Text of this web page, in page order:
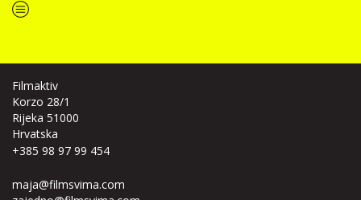
“Inkluzivni filmovi zaplovili i zavladali Festivalom mediteranskog filma Split
Filmaktiv
Korzo 28/1
Rijeka 51000
Hrvatska
+385 98 97 99 454
maja@filmsvima.com